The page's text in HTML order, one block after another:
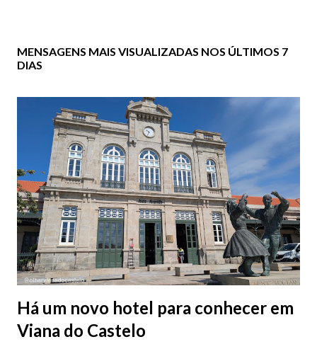
MENSAGENS MAIS VISUALIZADAS NOS ÚLTIMOS 7
DIAS
Há um novo hotel para conhecer em
Viana do Castelo